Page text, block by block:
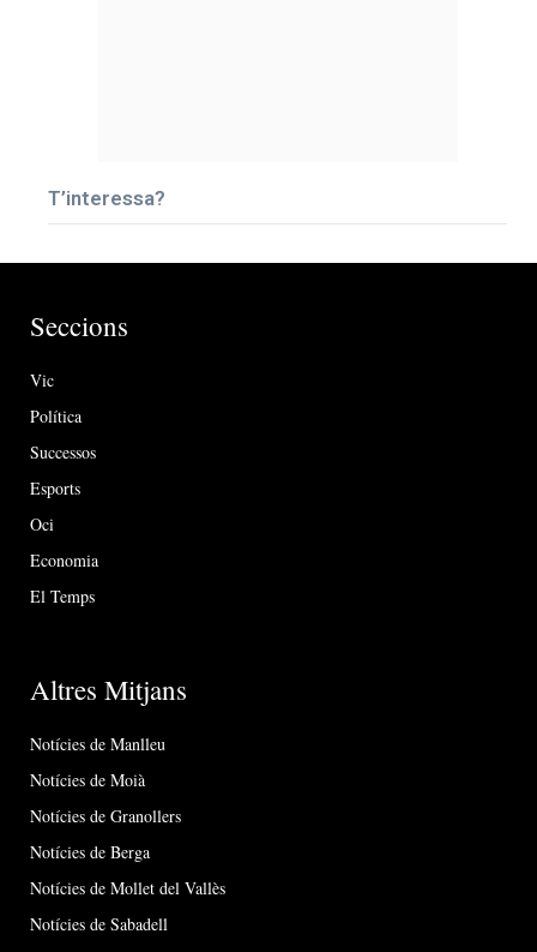
T’interessa?
Seccions
Vic
Política
Successos
Esports
Oci
Economia
El Temps
Altres Mitjans
Notícies de Manlleu
Notícies de Moià
Notícies de Granollers
Notícies de Berga
Notícies de Mollet del Vallès
Notícies de Sabadell